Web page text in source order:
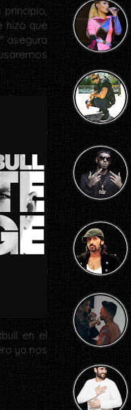
hizo que
asegura
en el
ya nos